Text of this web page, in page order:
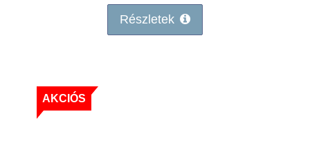
Részletek
AKCIÓS